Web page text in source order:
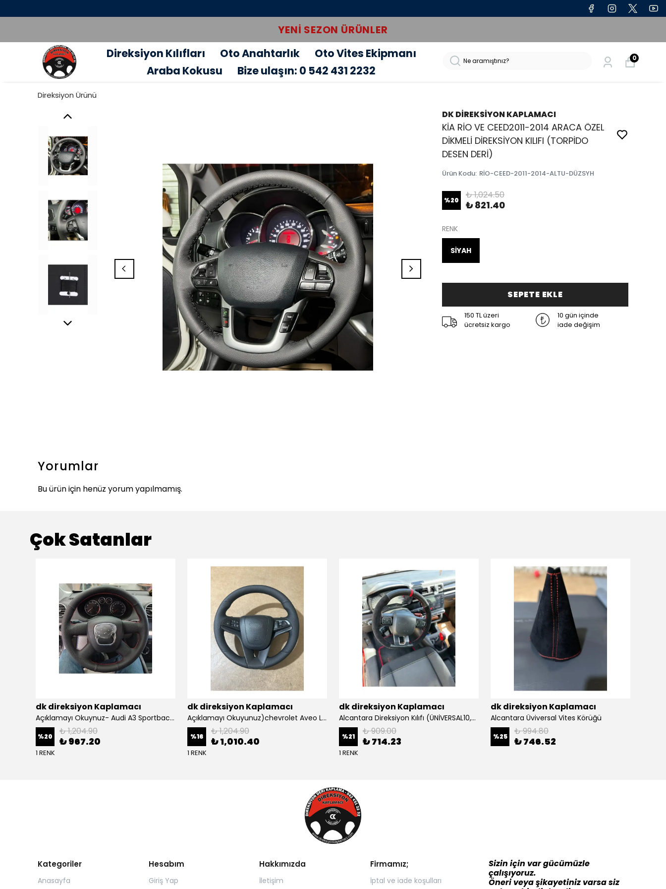
YENI SEZON ÜRÜNLER
Direksiyon Kılıfları Oto Anahtarlık
Oto Vites Ekipmanı
Araba Kokusu
Bize ulaşın: 0 542 431 2232
0
Direksiyon Ürünü
DK DİREKSİYON KAPLAMACI
KİA RİO VE CEED2011-2014 ARACA ÖZEL
DİKMELİ DİREKSİYON KILIFI (TORPİDO
DESEN DERİ)
Ürün Kodu: RİO-CEED-2011-2014-ALTU-DÜZSYH
%20 ₺ 1,024.50
₺ 821.40
RENK
SİYAH
SEPETE EKLE
150 TL üzeri
ücretsiz kargo
10 gün içinde
iade değişim
Yorumlar
Bu ürün için henüz yorum yapılmamış.
Çok Satanlar
dk direksiyon Kaplamacı
Açıklamayı Okuynuz- Audi A3 Sportback Araca Özel Direksiyon Kılıfı Kırmızı Ipli
%20 ₺ 1,204.90
₺ 967.20
1 RENK
dk direksiyon Kaplamacı
Açıklamayı Okuyunuz)chevrolet Aveo Lt-ls Araca Özel Direksiyon Kılıfı (plastik Kapaksız Direksiyon
%16 ₺ 1,204.90
₺ 1,010.40
1 RENK
dk direksiyon Kaplamacı
Alcantara Direksiyon Kılıfı (ÜNİVERSAL10,5CM) Açıklamayı Okuynz
%21 ₺ 909.00
₺ 714.23
1 RENK
dk direksiyon Kaplamacı
Alcantara Üviversal Vites Körüğü
%25 ₺ 994.80
₺ 746.52
Kategoriler
Anasayfa
Hesabım
Giriş Yap
Hakkımızda
İletişim
Firmamız;
İptal ve iade koşulları
Sizin için var gücümüzle
çalışıyoruz.
Öneri veya şikayetiniz varsa siz